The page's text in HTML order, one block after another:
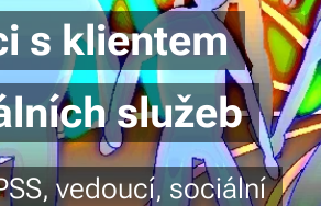
s klientem
služeb
vedoucí, sociální